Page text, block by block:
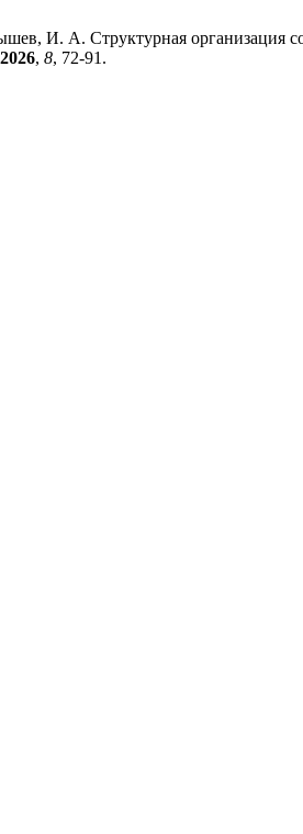
И. А. Структурная организация
2026, 8, 72-91.